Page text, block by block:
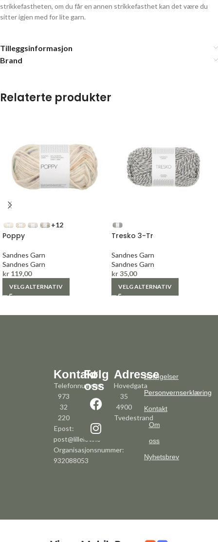
strikkefastheten, om du får en annen strikkefasthet kan det være du
sitter igjen med for lite garn.
Tilleggsinformasjon
Brand
Relaterte produkter
+12
Poppy
Sandnes Garn
Sandnes Garn
kr 119,00
VELG ALTERNATIV
Tresko 3-Tr
Sandnes Garn
Sandnes Garn
kr35,00
VELG ALTERNATIV
Kontakt
Telefonnummer:
973
32
220
Epost:
post@lillelov.no
Organisasjonsnummer:
932088053
Følg
oss
Adresse
Hovedgata
35
4900
Tvedestrand
Betingelser
Personvernserklæring
Kontakt
Om
oss
Nyhetsbrev